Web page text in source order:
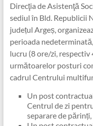
Direcţia de Asistenţă
sediul în Bld. Republicii
județul Argeș,
perioada
lucru (8 ore/zi,
următoarelor posturi
cadrul Centrului
Un post
Centrul de zi
separare de părinți,